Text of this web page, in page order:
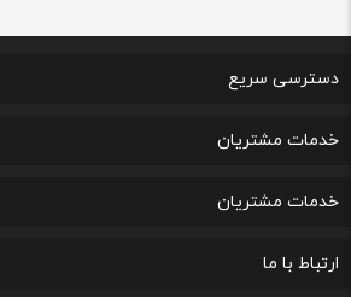
دسترسی سریع
تماس با ما
درباره ما
پرسشهای متداول
اتاق خبر
خدمات مشتریان
قوانین و مقررات مربوط به رعایت حریم شخصی
پیگیری خرید و مدت زمان تحویل
لیست علاقه مندی های من
پشتیبانی و ثبت شکایات مصرف کنندگان
خدمات مشتریان
رونداسترداد وجه
روند مرجوعي كالا و نحوه فسخ خدمات
قوانین و مقررات،نحوه ی پرداخت و شیوه ی
نحوه پشتیبانی و خدمات پس از فروش
ارتباط با ما